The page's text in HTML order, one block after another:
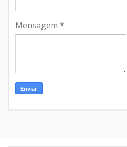
Mensagem *